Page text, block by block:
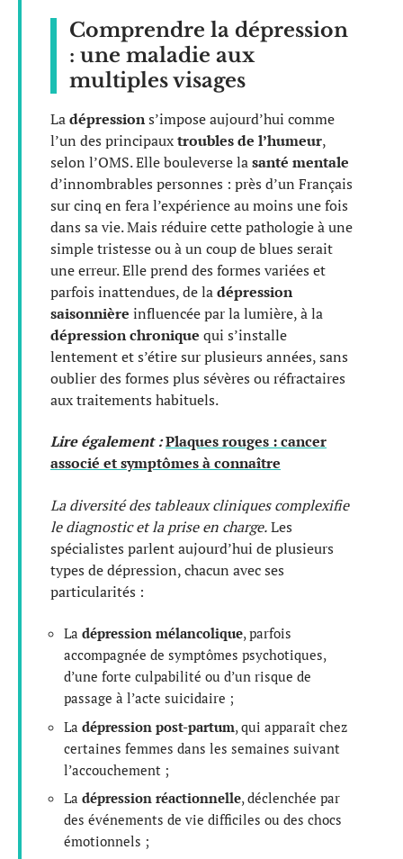
Comprendre la dépression
: une maladie aux
multiples visages
Ladépressions’impose aujourd’hui comme
l’un des principauxtroubles de l’humeur,
selon l’OMS. Elle bouleverse lasanté mentale
d’innombrables personnes : près d’un Français
sur cinq en fera l’expérience au moins une fois
dans sa vie. Mais réduire cette pathologie à une
simple tristesse ou à un coup de blues serait
une erreur. Elle prend des formes variées et
parfois inattendues, de ladépression
saisonnière influencée par la lumière, à la
dépression chronique qui s’installe
lentement et s’étire sur plusieurs années, sans
oublier des formes plus sévères ou réfractaires
aux traitements habituels.
Lire également :Plaques rouges : cancer
associé et symptômes à connaître
La diversité des tableaux cliniques complexifie
le diagnostic et la prise en charge.Les
spécialistes parlent aujourd’hui de plusieurs
types de dépression, chacun avec ses
particularités :
La dépression mélancolique, parfois
accompagnée de symptômes psychotiques,
d’une forte culpabilité ou d’un risque de
passage à l’acte suicidaire ;
La dépression post-partum, qui apparaît chez
certaines femmes dans les semaines suivant
l’accouchement ;
La dépression réactionnelle, déclenchée par
des événements de vie difficiles ou des chocs
émotionnels ;